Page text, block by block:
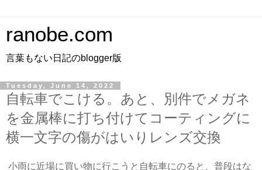
ranobe.com
言葉もない日記のblogger版
Tuesday, June 14, 2022
自転車でこける。あと、別件でメガネ
を金属棒に打ち付けてコーティングに
横一文字の傷がはいりレンズ交換
小雨に近場に買い物に行こうと自転車にのると、普段はな